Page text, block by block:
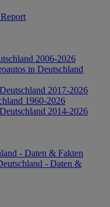
2006-2026
in Deutschland
2017-2026
1960-2026
2014-2026
- Daten & Fakten
- Daten &